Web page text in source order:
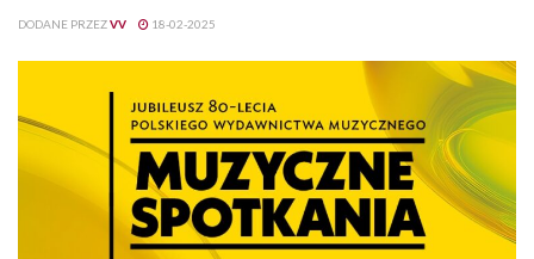
DODANE PRZEZVV 18-02-2025